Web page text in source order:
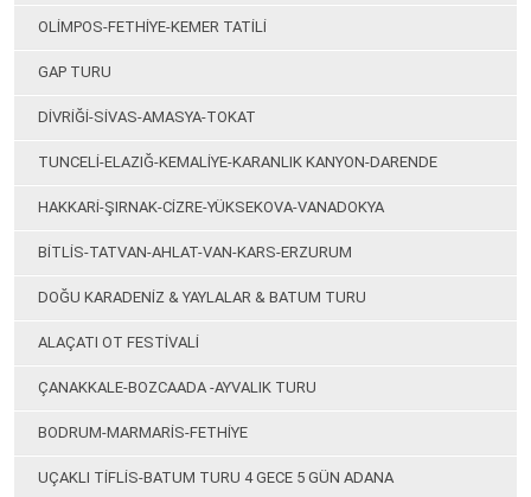
OLİMPOS-FETHİYE-KEMER TATİLİ
GAP TURU
DİVRİĞİ-SİVAS-AMASYA-TOKAT
TUNCELİ-ELAZIĞ-KEMALİYE-KARANLIK KANYON-DARENDE
HAKKARİ-ŞIRNAK-CİZRE-YÜKSEKOVA-VANADOKYA
BİTLİS-TATVAN-AHLAT-VAN-KARS-ERZURUM
DOĞU KARADENİZ & YAYLALAR & BATUM TURU
ALAÇATI OT FESTİVALİ
ÇANAKKALE-BOZCAADA -AYVALIK TURU
BODRUM-MARMARİS-FETHİYE
UÇAKLI TİFLİS-BATUM TURU 4 GECE 5 GÜN ADANA